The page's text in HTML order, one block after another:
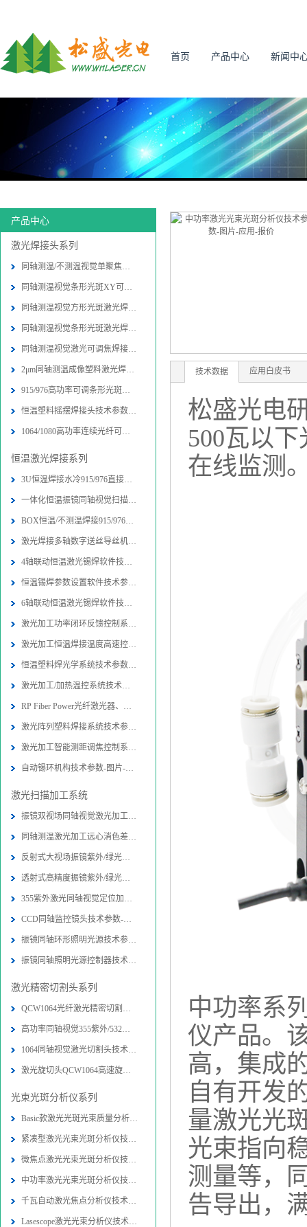
首页 产品中心 新闻中
产品中心
激光焊接头系列
同轴测温/不测温视觉单聚焦激光焊接
同轴测温视觉条形光斑XY可调激光焊接
同轴测温视觉方形光斑激光焊接头技术
同轴测温视觉条形光斑激光焊接头技术
同轴测温视觉激光可调焦焊接头技术参
2μm同轴测温成像塑料激光焊接头技术
915/976高功率可调条形光斑激光封边
恒温塑料摇摆焊接头技术参数-图片-应
1064/1080高功率连续光纤可调条形光
恒温激光焊接系列
3U恒温焊接水冷915/976直接半导体激
一体化恒温振镜同轴视觉扫描焊接加工
BOX恒温/不测温焊接915/976直接半导
激光焊接多轴数字送丝导丝机构技术参
4轴联动恒温激光锡焊软件技术参数-图
恒温锡焊参数设置软件技术参数-图片
6轴联动恒温激光锡焊软件技术参数-图
激光加工功率闭环反馈控制系统技术参
激光加工恒温焊接温度高速控制系统技
恒温塑料焊光学系统技术参数-图片-应
激光加工/加热温控系统技术参数-图片
RP Fiber Power光纤激光器、放大器
激光阵列塑料焊接系统技术参数-图片
激光加工智能测距调焦控制系统-图片
自动锡环机构技术参数-图片-应用-报
激光扫描加工系统
振镜双视场同轴视觉激光加工光路系统
同轴测温激光加工远心消色差扫描物镜
反射式大视场振镜紫外/绿光同轴视觉
透射式高精度振镜紫外/绿光内同轴视
355紫外激光同轴视觉定位加工系统技
CCD同轴监控镜头技术参数-图片-应用
振镜同轴环形照明光源技术参数-图片
振镜同轴照明光源控制器技术参数-图
激光精密切割头系列
QCW1064光纤激光精密切割头技术参数
高功率同轴视觉355紫外/532绿光精密
1064同轴视觉激光切割头技术参数-图
激光旋切头QCW1064高速旋转精密切割
光束光斑分析仪系列
Basic款激光光斑光束质量分析仪技术
紧凑型激光光束光斑分析仪技术参数-
微焦点激光光束光斑分析仪技术参数-
中功率激光光束光斑分析仪技术参数-
千瓦自动激光焦点分析仪技术参数-图
Lasescope激光光束分析仪技术参数-
技术数据 应用白皮书
松盛光电
500瓦以
在线监测
中功率系
仪产品。
高，集成
自有开发
量激光光
光束指向
测量等，
告导出，